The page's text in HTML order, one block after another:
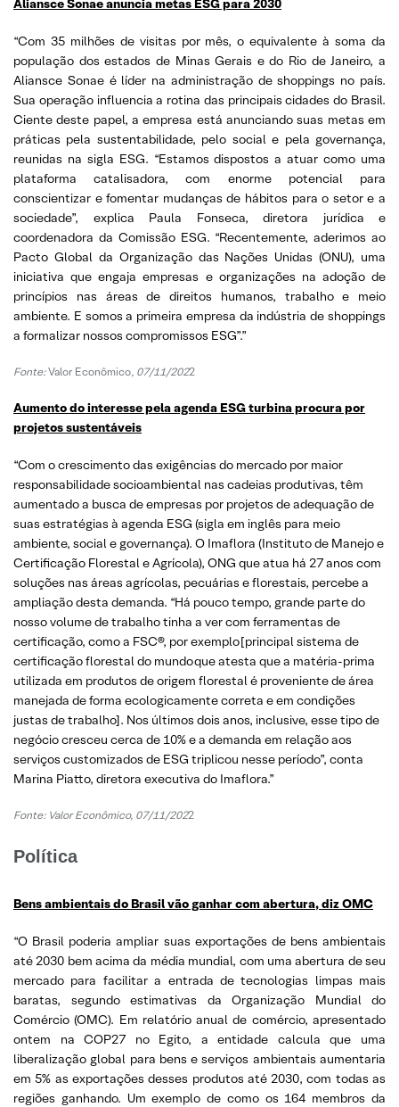
Aliansce Sonae anuncia metas ESG para 2030
“Com 35 milhões de visitas por mês, o equivalente à soma da
população dos estados de Minas Gerais e do Rio de Janeiro, a
Aliansce Sonae é líder na administração de shoppings no país.
Sua operação influencia a rotina das principais cidades do Brasil.
Ciente deste papel, a empresa está anunciando suas metas em
práticas pela sustentabilidade, pelo social e pela governança,
reunidas na sigla ESG. “Estamos dispostos a atuar como uma
plataforma catalisadora, com enorme potencial para
conscientizar e fomentar mudanças de hábitos para o setor e a
sociedade”, explica Paula Fonseca, diretora jurídica e
coordenadora da Comissão ESG. “Recentemente, aderimos ao
Pacto Global da Organização das Nações Unidas (ONU), uma
iniciativa que engaja empresas e organizações na adoção de
princípios nas áreas de direitos humanos, trabalho e meio
ambiente. E somos a primeira empresa da indústria de shoppings
a formalizar nossos compromissos ESG”.”
Fonte:Valor Econômico, 07/11/2022
Aumento do interesse pela agenda ESG turbina procura por
projetos sustentáveis
“Com o crescimento das exigências do mercado por maior
responsabilidade socioambiental nas cadeias produtivas, têm
aumentado a busca de empresas por projetos de adequação de
suas estratégias à agenda ESG (sigla em inglês para meio
ambiente, social e governança). O Imaflora (Instituto de Manejo e
Certificação Florestal e Agrícola), ONG que atua há 27 anos com
soluções nas áreas agrícolas, pecuárias e florestais, percebe a
ampliação desta demanda. “Há pouco tempo, grande parte do
nosso volume de trabalho tinha a ver com ferramentas de
certificação, como a FSC®, por exemplo [principal sistema de
certificação florestal do mundo que atesta que a matéria-prima
utilizada em produtos de origem florestal é proveniente de área
manejada de forma ecologicamente correta e em condições
justas de trabalho]. Nos últimos dois anos, inclusive, esse tipo de
negócio cresceu cerca de 10% e a demanda em relação aos
serviços customizados de ESG triplicou nesse período”, conta
Marina Piatto, diretora executiva do Imaflora.”
Fonte: Valor Econômico, 07/11/2022
Política
Bens ambientais do Brasil vão ganhar com abertura, diz OMC
“O Brasil poderia ampliar suas exportações de bens ambientais
até 2030 bem acima da média mundial, com uma abertura de seu
mercado para facilitar a entrada de tecnologias limpas mais
baratas, segundo estimativas da Organização Mundial do
Comércio (OMC). Em relatório anual de comércio, apresentado
ontem na COP27 no Egito, a entidade calcula que uma
liberalização global para bens e serviços ambientais aumentaria
em 5% as exportações desses produtos até 2030, com todas as
regiões ganhando. Um exemplo de como os 164 membros da